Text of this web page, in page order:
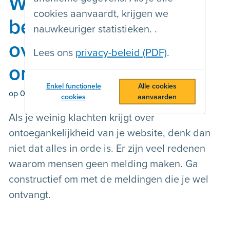
cookies aanvaardt, krijgen we
nauwkeuriger statistieken. .
Lees ons privacy-beleid (PDF).
Enkel functionele
cookies
Alle cookies
aanvaarden
bezoekers klagen
over
ontoegankelijkheid
op 07/08/2026door Bart Simons
Als je weinig klachten krijgt over
ontoegankelijkheid van je website, denk dan
niet dat alles in orde is. Er zijn veel redenen
waarom mensen geen melding maken. Ga
constructief om met de meldingen die je wel
ontvangt.